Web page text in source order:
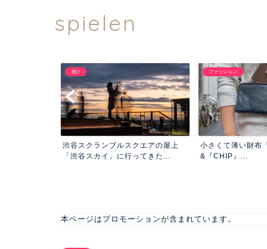
spielen
遊び
渋谷スクランブルスクエアの屋上
「渋谷スカイ」に行ってきた...
ファッション
小さくて薄い財布
&『CHIP』...
本ページはプロモーションが含まれています。